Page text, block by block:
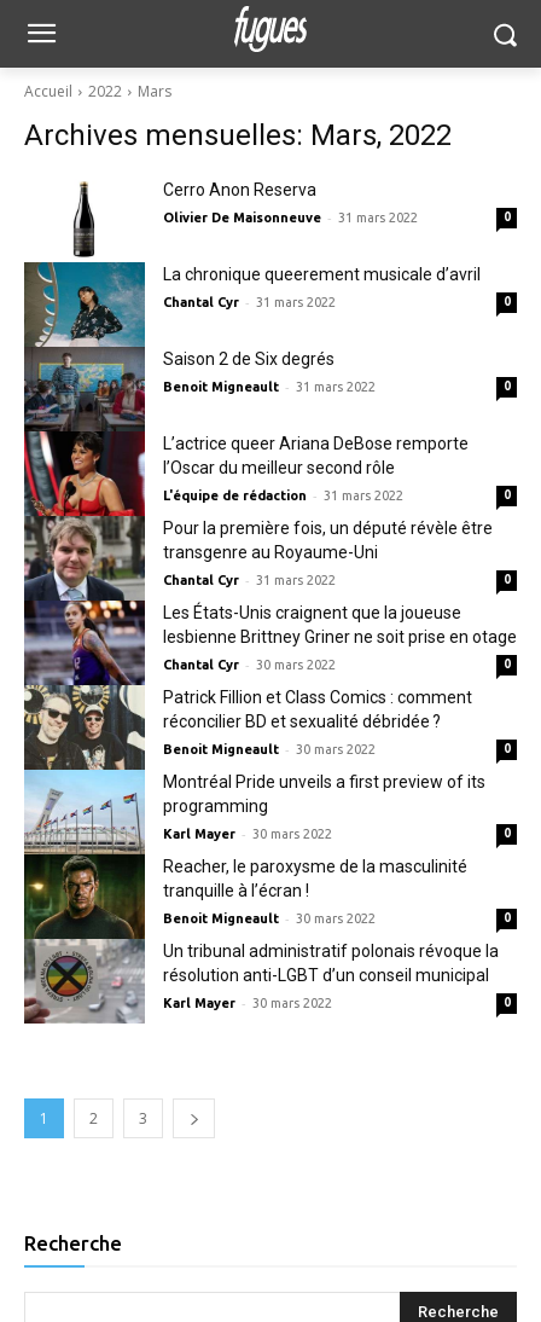
Accueil 2022 Mars
Archives mensuelles: Mars, 2022
Cerro Anon Reserva
Olivier De Maisonneuve - 31 mars 2022 0
La chronique queerement musicale d’avril
Chantal Cyr - 31 mars 2022 0
Saison 2 de Six degrés
Benoit Migneault - 31 mars 2022 0
L’actrice queer Ariana DeBose remporte
l’Oscar du meilleur second rôle
L'équipe de rédaction - 31 mars 2022 0
Pour la première fois, un député révèle être
transgenre au Royaume-Uni
Chantal Cyr - 31 mars 2022 0
Les États-Unis craignent que la joueuse
lesbienne Brittney Griner ne soit prise en otage
Chantal Cyr - 30 mars 2022 0
Patrick Fillion et Class Comics : comment
réconcilier BD et sexualité débridée ?
Benoit Migneault - 30 mars 2022 0
Montréal Pride unveils a first preview of its
programming
Karl Mayer - 30 mars 2022 0
Reacher, le paroxysme de la masculinité
tranquille à l’écran !
Benoit Migneault - 30 mars 2022 0
Un tribunal administratif polonais révoque la
résolution anti-LGBT d’un conseil municipal
Karl Mayer - 30 mars 2022 0
1 2 3
Recherche